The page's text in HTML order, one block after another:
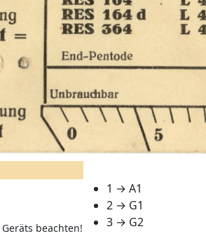
beachten!
1 → A1
2 → G1
3 → G2